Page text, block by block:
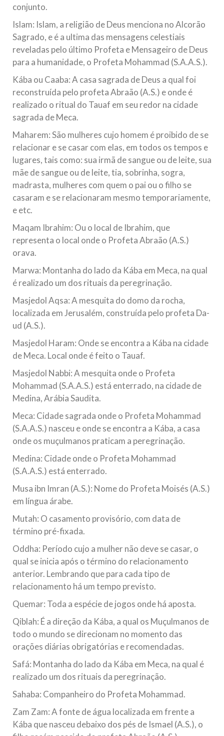
conjunto.
Islam: Islam, a religião de Deus menciona no Alcorão
Sagrado, e é a ultima das mensagens celestiais
reveladas pelo último Profeta e Mensageiro de Deus
para a humanidade, o Profeta Mohammad (S.A.A.S.).
Kába ou Caaba: A casa sagrada de Deus a qual foi
reconstruída pelo profeta Abraão (A.S.) e onde é
realizado o ritual do Tauaf em seu redor na cidade
sagrada de Meca.
Maharem: São mulheres cujo homem é proibido de se
relacionar e se casar com elas, em todos os tempos e
lugares, tais como: sua irmã de sangue ou de leite, sua
mãe de sangue ou de leite, tia, sobrinha, sogra,
madrasta, mulheres com quem o pai ou o filho se
casaram e se relacionaram mesmo temporariamente,
e etc.
Maqam Ibrahim: Ou o local de Ibrahim, que
representa o local onde o Profeta Abraão (A.S.)
orava.
Marwa: Montanha do lado da Kába em Meca, na qual
é realizado um dos rituais da peregrinação.
Masjedol Aqsa: A mesquita do domo da rocha,
localizada em Jerusalém, construída pelo profeta Da-
ud (A.S.).
Masjedol Haram: Onde se encontra a Kába na cidade
de Meca. Local onde é feito o Tauaf.
Masjedol Nabbi: A mesquita onde o Profeta
Mohammad (S.A.A.S.) está enterrado, na cidade de
Medina, Arábia Saudita.
Meca: Cidade sagrada onde o Profeta Mohammad
(S.A.A.S.) nasceu e onde se encontra a Kába, a casa
onde os muçulmanos praticam a peregrinação.
Medina: Cidade onde o Profeta Mohammad
(S.A.A.S.) está enterrado.
Musa ibn Imran (A.S.): Nome do Profeta Moisés (A.S.)
em língua árabe.
Mutah: O casamento provisório, com data de
término pré-fixada.
Oddha: Período cujo a mulher não deve se casar, o
qual se inicia após o término do relacionamento
anterior. Lembrando que para cada tipo de
relacionamento há um tempo previsto.
Quemar: Toda a espécie de jogos onde há aposta.
Qiblah: É a direção da Kába, a qual os Muçulmanos de
todo o mundo se direcionam no momento das
orações diárias obrigatórias e recomendadas.
Safá: Montanha do lado da Kába em Meca, na qual é
realizado um dos rituais da peregrinação.
Sahaba: Companheiro do Profeta Mohammad.
Zam Zam: A fonte de água localizada em frente a
Kába que nasceu debaixo dos pés de Ismael (A.S.), o